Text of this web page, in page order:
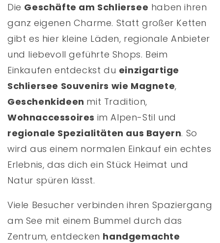
Die Geschäfte am Schliersee haben ihren
ganz eigenen Charme. Statt großer Ketten
gibt es hier kleine Läden, regionale Anbieter
und liebevoll geführte Shops. Beim
Einkaufen entdeckst du einzigartige
Schliersee Souvenirs wie Magnete,
Geschenkideen mit Tradition,
Wohnaccessoires im Alpen-Stil und
regionale Spezialitäten aus Bayern. So
wird aus einem normalen Einkauf ein echtes
Erlebnis, das dich ein Stück Heimat und
Natur spüren lässt.
Viele Besucher verbinden ihren Spaziergang
am See mit einem Bummel durch das
Zentrum, entdecken handgemachte